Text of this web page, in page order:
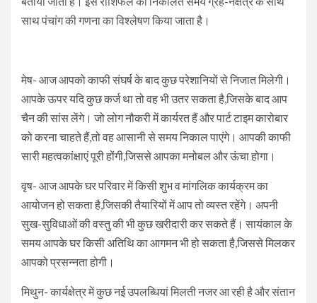
साथ पंचांग की गणना का विश्लेषण किया जाता है।
मेष- आज आपको काफी संघर्ष के बाद कुछ परेशानियों से निजात मिलेगी।
आपके ऊपर यदि कुछ कर्ज था तो वह भी उतर सकता है,जिसके बाद आप
चैन की सांस लेंगे। जो लोग नौकरी में कार्यरत हैं और पार्ट टाइम कारोबार
को करना चाहते हैं,तो वह आसानी से समय निकाल पाएंगे। आपकी काफी
सारी महत्वकांक्षाएं पूरी होंगी,जिससे आपका मनोबल और ऊंचा होगा।
वृष- आज आपके घर परिवार में किसी शुभ व मांगलिक कार्यक्रम का
आयोजन हो सकता है,जिसकी तैयारियों में आप तो व्यस्त रहेंगे। अपनी
सुख-सुविधाओं की वस्तु की भी कुछ खरीदारी कर सकते हैं। सायंकाल के
समय आपके घर किसी अतिथि का आगमन भी हो सकता है,जिससे मिलकर
आपको प्रसन्नता होगी।
मिथुन- कार्यक्षेत्र में कुछ नई उपलब्धियां मिलती नजर आ रही है और संतान